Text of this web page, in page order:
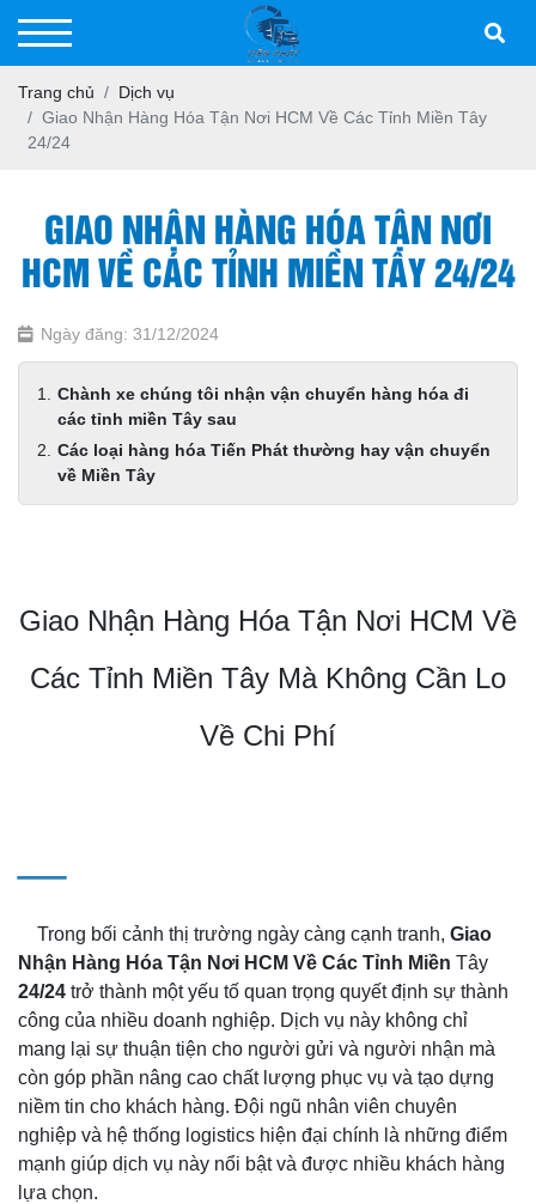
Trang chủ
Dịch vụ
Giao Nhận Hàng Hóa Tận Nơi HCM Về Các Tỉnh Miền Tây
24/24
GIAO NHẬN HÀNG HÓA TẬN NƠI
HCM VỀ CÁC TỈNH MIỀN TÂY 24/24
Ngày đăng: 31/12/2024
Chành xe chúng tôi nhận vận chuyển hàng hóa đi
các tỉnh miền Tây sau
Các loại hàng hóa Tiến Phát thường hay vận chuyển
về Miền Tây
Giao Nhận Hàng Hóa Tận Nơi HCM Về
Các Tỉnh Miền Tây Mà Không Cần Lo
Về Chi Phí
Trong bối cảnh thị trường ngày càng cạnh tranh, Giao
Nhận Hàng Hóa Tận Nơi HCM Về Các Tỉnh Miền Tây
24/24 trở thành một yếu tố quan trọng quyết định sự thành
công của nhiều doanh nghiệp. Dịch vụ này không chỉ
mang lại sự thuận tiện cho người gửi và người nhận mà
còn góp phần nâng cao chất lượng phục vụ và tạo dựng
niềm tin cho khách hàng. Đội ngũ nhân viên chuyên
nghiệp và hệ thống logistics hiện đại chính là những điểm
mạnh giúp dịch vụ này nổi bật và được nhiều khách hàng
lựa chọn.